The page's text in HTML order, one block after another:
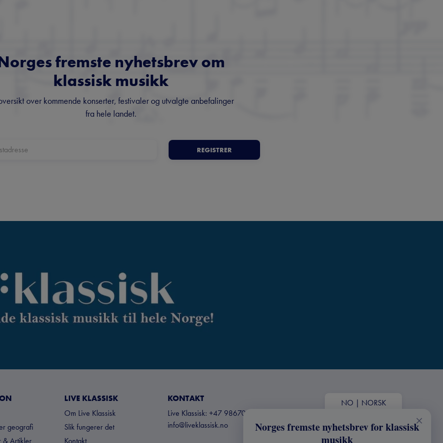
fremste nyhetsbrev om
klassisk musikk
over kommende konserter, festivaler og utvalgte anbefalinger
fra hele landet.
REGISTRER
geografi
& Artikler
LIVE KLASSISK
Om Live Klassisk
Slik fungerer det
Kontakt
KONTAKT
Live Klassisk: +47 98670803
info@liveklassisk.no
NO | NORSK
Norges fremste nyhetsbrev for klassisk
musikk